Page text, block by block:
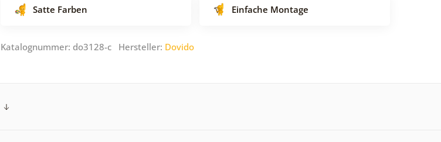
Satte Farben Einfache Montage
Katalognummer: do3128-c Hersteller: Dovido